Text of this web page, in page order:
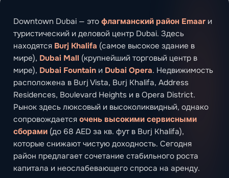
Downtown Dubai — это флагманский район Emaar и
туристический и деловой центр Dubai. Здесь
находятся Burj Khalifa (самое высокое здание в
мире), Dubai Mall (крупнейший торговый центр в
мире), Dubai Fountain и Dubai Opera. Недвижимость
расположена в Burj Vista, Burj Khalifa, Address
Residences, Boulevard Heights и в Opera District.
Рынок здесь люксовый и высоколиквидный, однако
сопровождается очень высокими сервисными
сборами (до 68 AED за кв. фут в Burj Khalifa),
которые снижают чистую доходность. Сегодня
район предлагает сочетание стабильного роста
капитала и неослабевающего спроса на аренду.